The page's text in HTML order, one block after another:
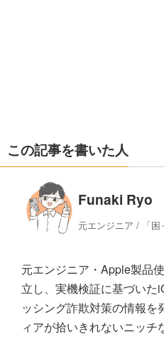
この記事を書いた人
Funaki Ryo
元エンジニア / 「困
元エンジニア・Apple製品
立し、実機検証に基づいた
ッシング詐欺対策の情報
ィアが拾いきれないニッ